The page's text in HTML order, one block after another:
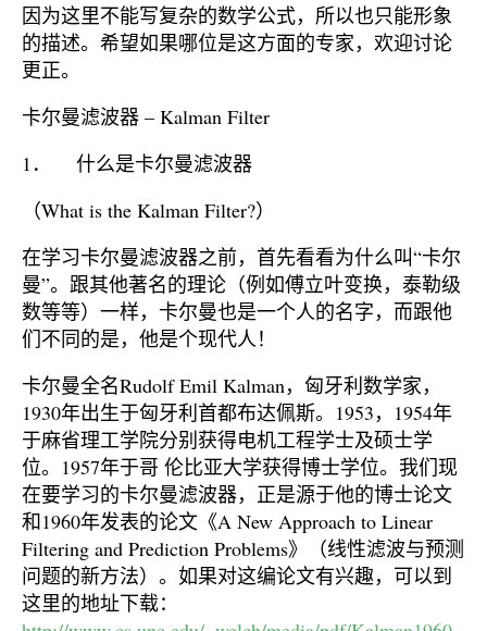
因为这里不能写复杂的数学公式，所以也只能形象
的描述。希望如果哪位是这方面的专家，欢迎讨论
更正。
卡尔曼滤波器 – Kalman Filter
1． 什么是卡尔曼滤波器
（What is the Kalman Filter?）
在学习卡尔曼滤波器之前，首先看看为什么叫“卡尔
曼”。跟其他著名的理论（例如傅立叶变换，泰勒级
数等等）一样，卡尔曼也是一个人的名字，而跟他
们不同的是，他是个现代人！
卡尔曼全名Rudolf Emil Kalman，匈牙利数学家，
1930年出生于匈牙利首都布达佩斯。1953，1954年
于麻省理工学院分别获得电机工程学士及硕士学
位。1957年于哥 伦比亚大学获得博士学位。我们现
在要学习的卡尔曼滤波器，正是源于他的博士论文
和1960年发表的论文《A New Approach to Linear
Filtering and Prediction Problems》（线性滤波与预测
问题的新方法）。如果对这编论文有兴趣，可以到
这里的地址下载：